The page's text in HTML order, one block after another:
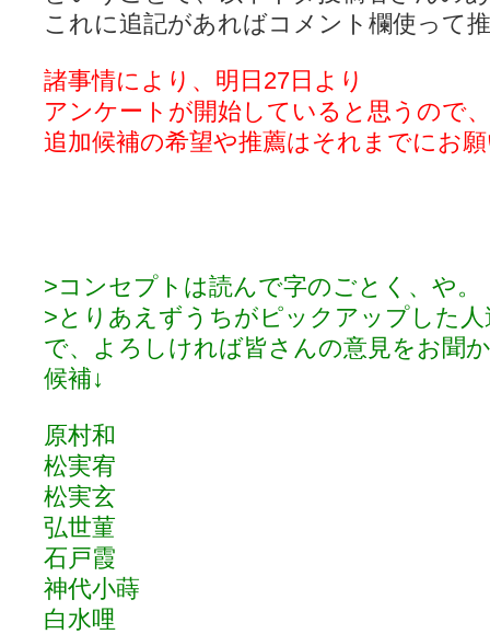
これに追記があればコメント欄使って
諸事情により、明日27日より
アンケートが開始していると思うので、
追加候補の希望や推薦はそれまでにお
>コンセプトは読んで字のごとく、や。
>とりあえずうちがピックアップした
で、よろしければ皆さんの意見をお聞
候補↓
原村和
松実宥
松実玄
弘世菫
石戸霞
神代小蒔
白水哩